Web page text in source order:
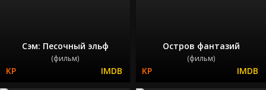
Сэм: Песочный эльф
(фильм)
Остров фантазий
(фильм)